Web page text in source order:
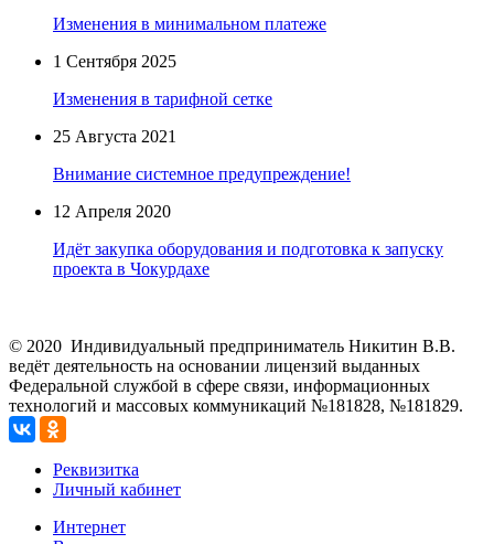
Изменения в минимальном платеже
1 Сентября 2025
Изменения в тарифной сетке
25 Августа 2021
Внимание системное предупреждение!
12 Апреля 2020
Идёт закупка оборудования и подготовка к запуску
проекта в Чокурдахе
© 2020 Индивидуальный предприниматель Никитин В.В.
ведёт деятельность на основании лицензий выданных
Федеральной службой в сфере связи, информационных
технологий и массовых коммуникаций №181828, №181829.
Реквизитка
Личный кабинет
Интернет